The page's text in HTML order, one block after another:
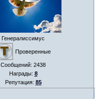
Генералиссимус
Проверенные
Сообщений: 2438
Награды: 8
Репутация: 85